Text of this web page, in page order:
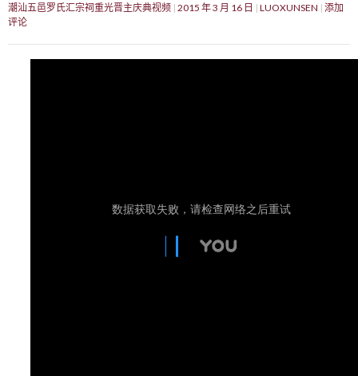
潮汕五邑罗氏汇宗祠重光晋主庆典视频 2015 年 3 月 16 日 LUOXUNSEN 添加
评论